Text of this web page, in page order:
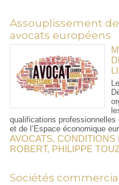
Assouplissement
avocats européens
qualifications
et de l’Espace économique
AVOCATS, CONDITIONS
ROBERT, PHILIPPE
Sociétés